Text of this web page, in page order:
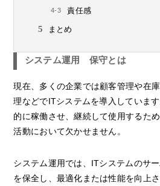
責任感
まとめ
システム運用 保守とは
現在、多くの企業では顧客管理や在
理などでITシステムを導入していま
的に稼働させ、継続して使用するた
活動において欠かせません。
システム運用では、ITシステムのサ
を保全し、最適化または性能を向上